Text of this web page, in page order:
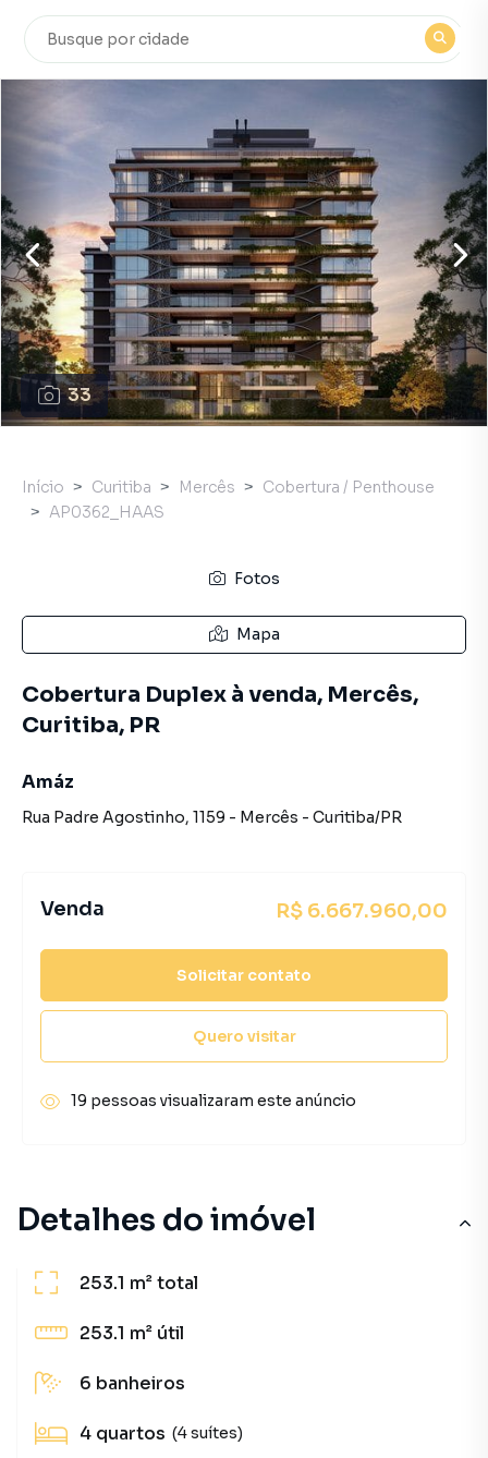
33
Detalhes do imóvel
253.1 m²total
253.1 m² útil
6 banheiros
4 quartos (4 suítes)
Início Curitiba Mercês
Cobertura / Penthouse
AP0362_HAAS
Fotos
Mapa
Cobertura Duplex à venda, Mercês,
Curitiba, PR
Amáz
Rua Padre Agostinho, 1159 - Mercês - Curitiba/PR
Venda R$ 6.667.960,00
Solicitar contato
Quero visitar
19 pessoas visualizaram este anúncio